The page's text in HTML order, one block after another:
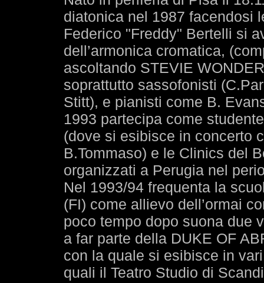
diatonica nel 1987 facendosi
Federico "Freddy" Bertelli si
dell’armonica cromatica,
ascoltando STEVIE
soprattutto sassofonisti
Stitt), e pianisti come B.
1993 partecipa come
(dove si esibisce in concerto
B.Tommaso) e le Clinics del
organizzati a Perugia nel
Nel 1993/94 frequenta la
(FI) come allievo dell’ormai
poco tempo dopo suona due
a far parte della DUKE OF
con la quale si esibisce in
quali il Teatro Studio di